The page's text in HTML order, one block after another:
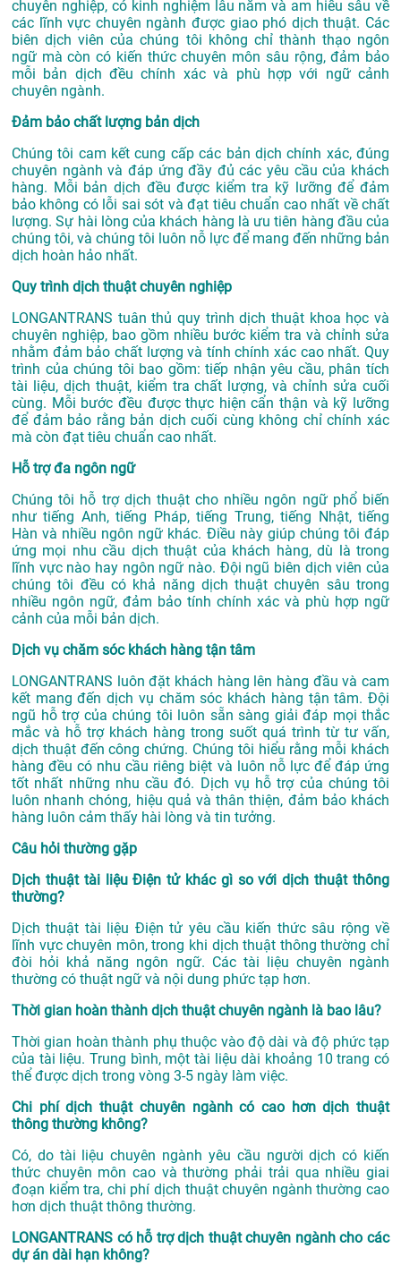
chuyên nghiệp, có kinh nghiệm lâu năm và am hiểu sâu về
các lĩnh vực chuyên ngành được giao phó dịch thuật. Các
biên dịch viên của chúng tôi không chỉ thành thạo ngôn
ngữ mà còn có kiến thức chuyên môn sâu rộng, đảm bảo
mỗi bản dịch đều chính xác và phù hợp với ngữ cảnh
chuyên ngành.
Đảm bảo chất lượng bản dịch
Chúng tôi cam kết cung cấp các bản dịch chính xác, đúng
chuyên ngành và đáp ứng đầy đủ các yêu cầu của khách
hàng. Mỗi bản dịch đều được kiểm tra kỹ lưỡng để đảm
bảo không có lỗi sai sót và đạt tiêu chuẩn cao nhất về chất
lượng. Sự hài lòng của khách hàng là ưu tiên hàng đầu của
chúng tôi, và chúng tôi luôn nỗ lực để mang đến những bản
dịch hoàn hảo nhất.
Quy trình dịch thuật chuyên nghiệp
LONGANTRANS tuân thủ quy trình dịch thuật khoa học và
chuyên nghiệp, bao gồm nhiều bước kiểm tra và chỉnh sửa
nhằm đảm bảo chất lượng và tính chính xác cao nhất. Quy
trình của chúng tôi bao gồm: tiếp nhận yêu cầu, phân tích
tài liệu, dịch thuật, kiểm tra chất lượng, và chỉnh sửa cuối
cùng. Mỗi bước đều được thực hiện cẩn thận và kỹ lưỡng
để đảm bảo rằng bản dịch cuối cùng không chỉ chính xác
mà còn đạt tiêu chuẩn cao nhất.
Hỗ trợ đa ngôn ngữ
Chúng tôi hỗ trợ dịch thuật cho nhiều ngôn ngữ phổ biến
như tiếng Anh, tiếng Pháp, tiếng Trung, tiếng Nhật, tiếng
Hàn và nhiều ngôn ngữ khác. Điều này giúp chúng tôi đáp
ứng mọi nhu cầu dịch thuật của khách hàng, dù là trong
lĩnh vực nào hay ngôn ngữ nào. Đội ngũ biên dịch viên của
chúng tôi đều có khả năng dịch thuật chuyên sâu trong
nhiều ngôn ngữ, đảm bảo tính chính xác và phù hợp ngữ
cảnh của mỗi bản dịch.
Dịch vụ chăm sóc khách hàng tận tâm
LONGANTRANS luôn đặt khách hàng lên hàng đầu và cam
kết mang đến dịch vụ chăm sóc khách hàng tận tâm. Đội
ngũ hỗ trợ của chúng tôi luôn sẵn sàng giải đáp mọi thắc
mắc và hỗ trợ khách hàng trong suốt quá trình từ tư vấn,
dịch thuật đến công chứng. Chúng tôi hiểu rằng mỗi khách
hàng đều có nhu cầu riêng biệt và luôn nỗ lực để đáp ứng
tốt nhất những nhu cầu đó. Dịch vụ hỗ trợ của chúng tôi
luôn nhanh chóng, hiệu quả và thân thiện, đảm bảo khách
hàng luôn cảm thấy hài lòng và tin tưởng.
Câu hỏi thường gặp
Dịch thuật tài liệu Điện tử khác gì so với dịch thuật thông
thường?
Dịch thuật tài liệu Điện tử yêu cầu kiến thức sâu rộng về
lĩnh vực chuyên môn, trong khi dịch thuật thông thường chỉ
đòi hỏi khả năng ngôn ngữ. Các tài liệu chuyên ngành
thường có thuật ngữ và nội dung phức tạp hơn.
Thời gian hoàn thành dịch thuật chuyên ngành là bao lâu?
Thời gian hoàn thành phụ thuộc vào độ dài và độ phức tạp
của tài liệu. Trung bình, một tài liệu dài khoảng 10 trang có
thể được dịch trong vòng 3-5 ngày làm việc.
Chi phí dịch thuật chuyên ngành có cao hơn dịch thuật
thông thường không?
Có, do tài liệu chuyên ngành yêu cầu người dịch có kiến
thức chuyên môn cao và thường phải trải qua nhiều giai
đoạn kiểm tra, chi phí dịch thuật chuyên ngành thường cao
hơn dịch thuật thông thường.
LONGANTRANS có hỗ trợ dịch thuật chuyên ngành cho các
dự án dài hạn không?